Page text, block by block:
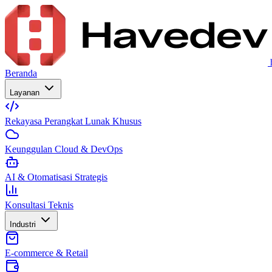
Beranda
Layanan
Rekayasa Perangkat Lunak Khusus
Keunggulan Cloud & DevOps
AI & Otomatisasi Strategis
Konsultasi Teknis
Industri
E-commerce & Retail